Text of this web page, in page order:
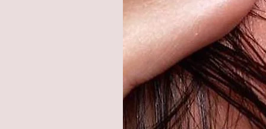
Geliefert werden 1 Paar = 2
Kontaktlinsenbehälter im Set.